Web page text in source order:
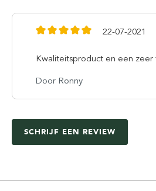
22-07-2021
Kwaliteitsproduct en een
Door Ronny
SCHRIJF EEN REVIEW